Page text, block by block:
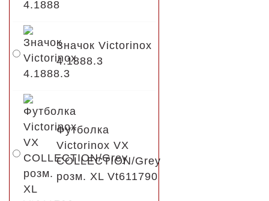
Значок Victorinox
4.1888.3
Футболка
Victorinox VX
COLLECTION/Grey
розм. XL Vt611790